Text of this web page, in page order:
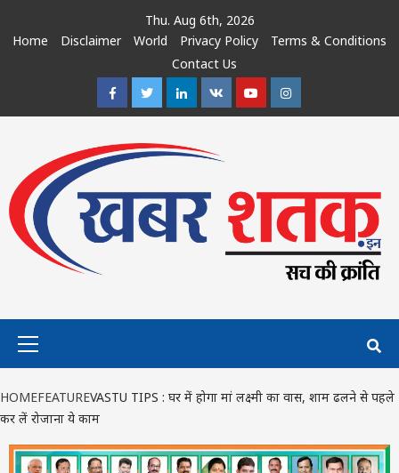
Thu. Aug 6th, 2026
Home
Disclaimer World Privacy Policy
Terms & Conditions
Contact Us
FacebookTwitterLinkedin
VK YoutubeInstagram
HOMEFEATUREVASTU TIPS : घर में होगा मां लक्ष्मी का वास, शाम ढलने से पहले
कर लें रोजाना ये काम